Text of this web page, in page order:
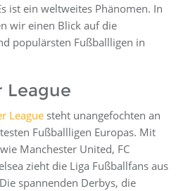
ist ein weltweites Phänomen. In
wir einen Blick auf die
populärsten Fußballligen in
League
League steht unangefochten an
Fußballligen Europas. Mit
Manchester United, FC
zieht die Liga Fußballfans aus
spannenden Derbys, die